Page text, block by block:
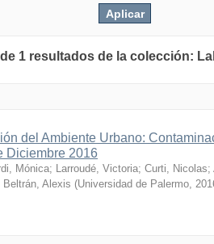
1 resultados de la colección:
del Ambiente Urbano:
Diciembre 2016
Mónica; Larroudé, Victoria; Curti, Nicolas;
Beltrán, Alexis (Universidad de Palermo,